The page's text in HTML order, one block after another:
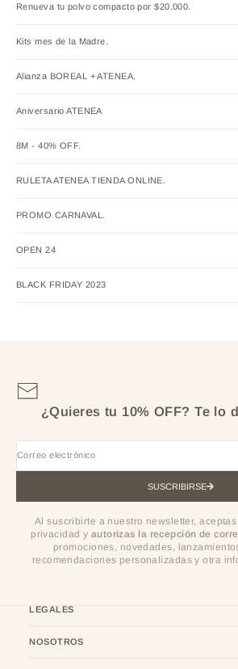
Renueva tu polvo compacto por $20.000.
Kits mes de la Madre.
Alianza BOREAL + ATENEA.
Aniversario ATENEA
8M - 40% OFF.
RULETA ATENEA TIENDA ONLINE.
PROMO CARNAVAL.
OPEN 24
BLACK FRIDAY 2023
¿Quieres tu 10% OFF? Te lo
Correo electrónico
SUSCRIBIRSE
Al suscribirte a nuestro newsletter,
privacidad y autorizas la recepción de
promociones, novedades,
recomendaciones personalizadas y otra
LEGALES
NOSOTROS